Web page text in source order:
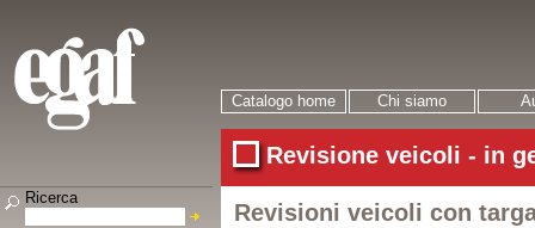
Catalogo home Chi siamo
Revisione veicoli - in
Revisioni veicoli con
Ricerca